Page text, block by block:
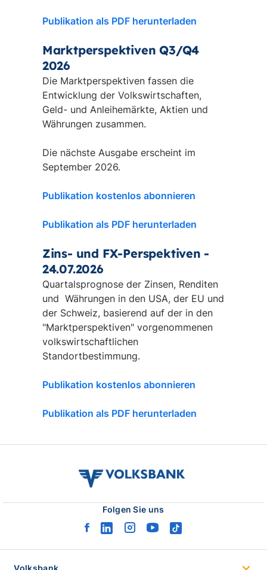
Publikation als PDF herunterladen
Marktperspektiven Q3/Q4
2026
Die Marktperspektiven fassen die
Entwicklung der Volkswirtschaften,
Geld- und Anleihemärkte, Aktien und
Währungen zusammen.
Die nächste Ausgabe erscheint im
September 2026.
Publikation kostenlos abonnieren
Publikation als PDF herunterladen
Zins- und FX-Perspektiven -
24.07.2026
Quartalsprognose der Zinsen, Renditen
und Währungen in den USA, der EU und
der Schweiz, basierend auf der in den
"Marktperspektiven" vorgenommenen
volkswirtschaftlichen
Standortbestimmung.
Publikation kostenlos abonnieren
Publikation als PDF herunterladen
volksbank
Folgen Sie uns
facebook
linkedininstagram
youtubetiktok
Volksbank